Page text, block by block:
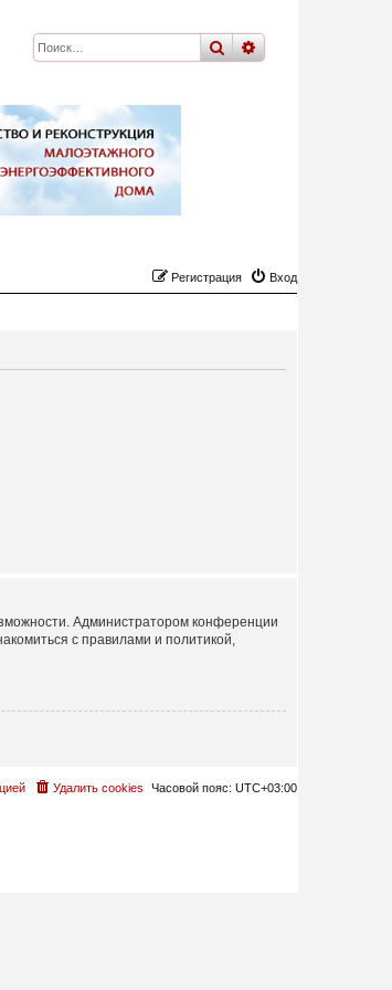
поискрасширенный
Вход
Регистрация
Администратором конференции
с правилами и политикой,
Часовой пояс: UTC+03:00
Удалить cookies